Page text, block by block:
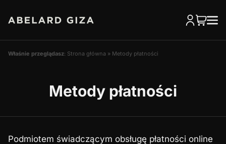
Właśnie przeglądasz: Strona główna » Metody płatności
Metody płatności
Podmiotem świadczącym obsługę płatności online